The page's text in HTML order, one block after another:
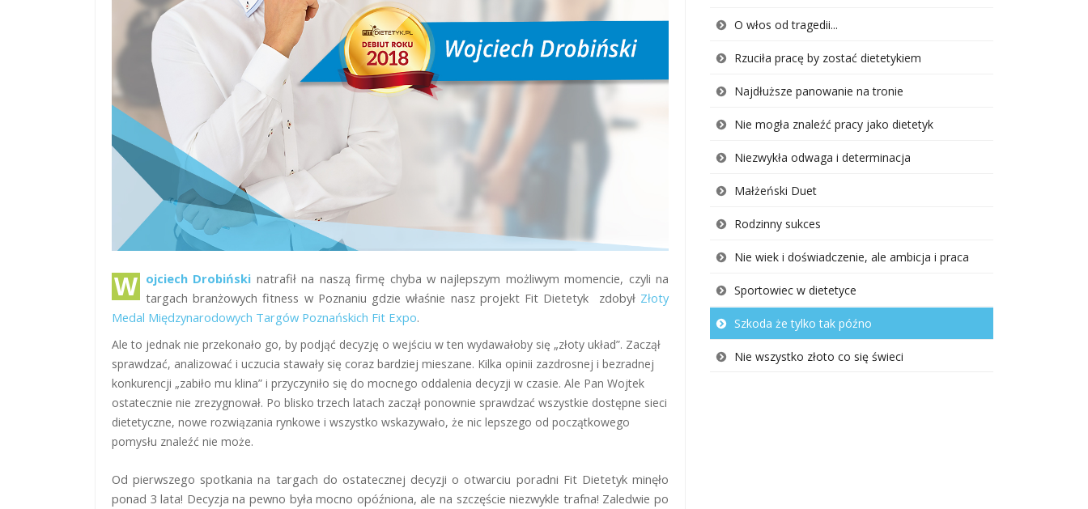
Wojciech Drobiński natrafił na naszą firmę chyba w najlepszym możliwym momencie, czyli na
targach branżowych fitness w Poznaniu gdzie właśnie nasz projekt Fit Dietetyk zdobył Złoty
Medal Międzynarodowych Targów Poznańskich Fit Expo.
Ale to jednak nie przekonało go, by podjąć decyzję o wejściu w ten wydawałoby się „złoty układ”. Zaczął
sprawdzać, analizować i uczucia stawały się coraz bardziej mieszane. Kilka opinii zazdrosnej i bezradnej
konkurencji „zabiło mu klina” i przyczyniło się do mocnego oddalenia decyzji w czasie. Ale Pan Wojtek
ostatecznie nie zrezygnował. Po blisko trzech latach zaczął ponownie sprawdzać wszystkie dostępne sieci
dietetyczne, nowe rozwiązania rynkowe i wszystko wskazywało, że nic lepszego od początkowego
pomysłu znaleźć nie może.
Od pierwszego spotkania na targach do ostatecznej decyzji o otwarciu poradni Fit Dietetyk minęło
ponad 3 lata! Decyzja na pewno była mocno opóźniona, ale na szczęście niezwykle trafna! Zaledwie po
O włos od tragedii...
Rzuciła pracę by zostać dietetykiem
Najdłuższe panowanie na tronie
Nie mogła znaleźć pracy jako dietetyk
Niezwykła odwaga i determinacja
Małżeński Duet
Rodzinny sukces
Nie wiek i doświadczenie, ale ambicja i praca
Sportowiec w dietetyce
Szkoda że tylko tak późno
Nie wszystko złoto co się świeci